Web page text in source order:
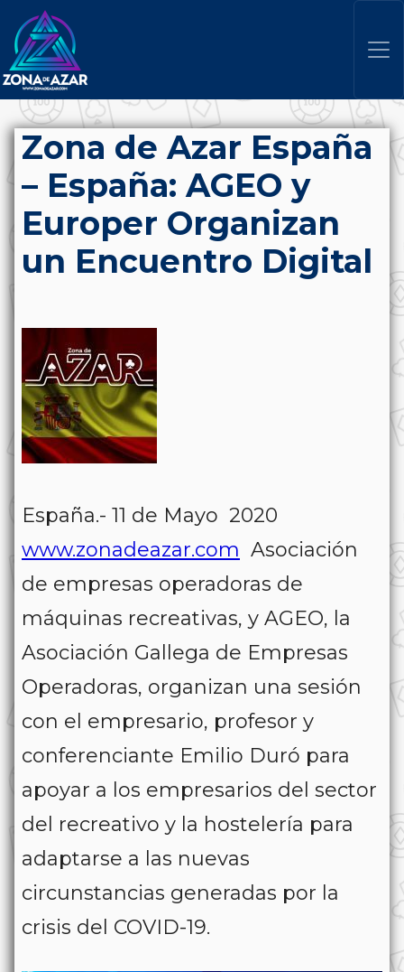
Zona de Azar España
– España: AGEO y
Europer Organizan
un Encuentro Digital
España.- 11 de Mayo 2020
www.zonadeazar.com Asociación
de empresas operadoras de
máquinas recreativas, y AGEO, la
Asociación Gallega de Empresas
Operadoras, organizan una sesión
con el empresario, profesor y
conferenciante Emilio Duró para
apoyar a los empresarios del sector
del recreativo y la hostelería para
adaptarse a las nuevas
circunstancias generadas por la
crisis del COVID-19.